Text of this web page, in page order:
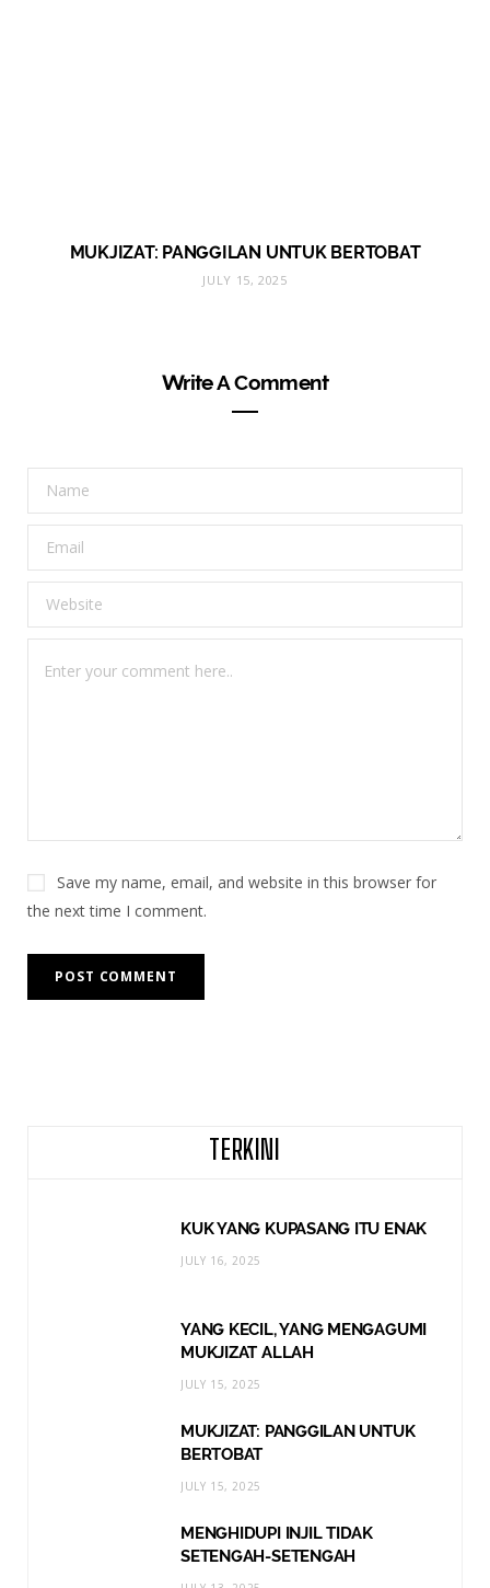
MUKJIZAT: PANGGILAN UNTUK BERTOBAT
JULY 15, 2025
Write A Comment
Save my name, email, and website in this browser for
the next time I comment.
TERKINI
KUK YANG KUPASANG ITU ENAK
JULY 16, 2025
YANG KECIL, YANG MENGAGUMI
MUKJIZAT ALLAH
JULY 15, 2025
MUKJIZAT: PANGGILAN UNTUK
BERTOBAT
JULY 15, 2025
MENGHIDUPI INJIL TIDAK
SETENGAH-SETENGAH